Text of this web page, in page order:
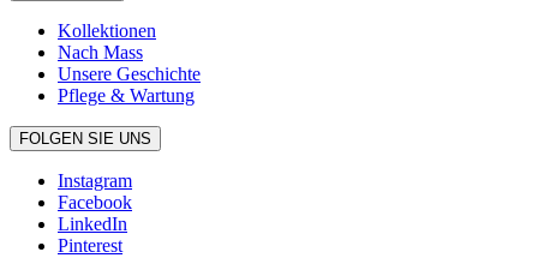
Kollektionen
Nach Mass
Unsere Geschichte
Pflege & Wartung
FOLGEN SIE UNS
Instagram
Facebook
LinkedIn
Pinterest